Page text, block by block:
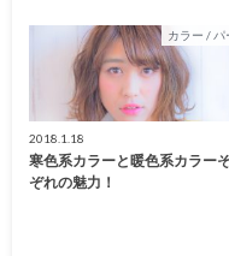
カラー / パ
2018.1.18
寒色系カラーと暖色系カラー
ぞれの魅力！